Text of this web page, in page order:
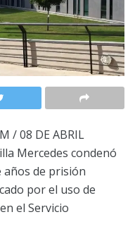
/ 08 DE ABRIL
Mercedes condenó
años de prisión
por el uso de
el Servicio